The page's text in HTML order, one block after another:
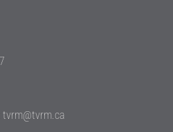
tvrm@tvrm.ca